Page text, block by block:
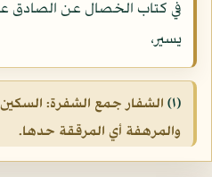
في كتاب الخصال عن الصادق
يسير،
(١)
الشفار جمع الشفرة:
والمرهفة أي المرققة حدها.